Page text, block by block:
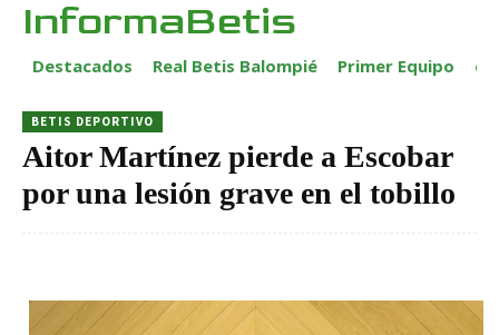
InformaBetis
Destacados Real Betis Balompié Primer Equipo
BETIS DEPORTIVO
Aitor Martínez pierde a Escobar
por una lesión grave en el tobillo